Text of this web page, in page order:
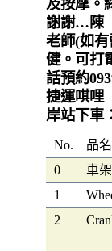
及按摩。
謝謝…陳
老師(如
健。可打
話預約
捷運唭哩
岸站下車
No. 品名
0
車
1
2